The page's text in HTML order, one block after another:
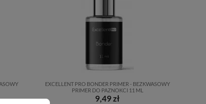
EXCELLENT PRO BONDER PRIMER - BEZKWASOWY
PRIMER DO PAZNOKCI 11 ML
9,49 zł